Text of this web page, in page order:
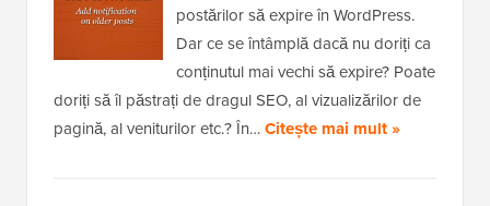
postărilor să expire în WordPress.
Dar ce se întâmplă dacă nu doriți ca
conținutul mai vechi să expire? Poate
doriți să îl păstrați de dragul SEO, al vizualizărilor de
pagină, al veniturilor etc.? În…Citește mai mult »